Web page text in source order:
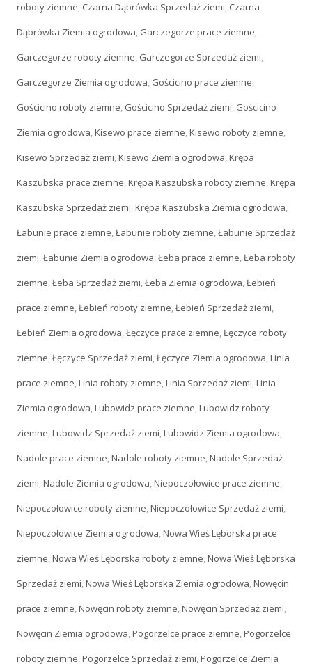
roboty ziemne, Czarna Dąbrówka Sprzedaż ziemi, Czarna
Dąbrówka Ziemia ogrodowa, Garczegorze prace ziemne,
Garczegorze roboty ziemne, Garczegorze Sprzedaż ziemi,
Garczegorze Ziemia ogrodowa, Gościcino prace ziemne,
Gościcino roboty ziemne, Gościcino Sprzedaż ziemi, Gościcino
Ziemia ogrodowa,Kisewo prace ziemne,Kisewo roboty ziemne,
Kisewo Sprzedaż ziemi,Kisewo Ziemia ogrodowa,Krępa
Kaszubska prace ziemne,Krępa Kaszubska roboty ziemne,Krępa
Kaszubska Sprzedaż ziemi,Krępa Kaszubska Ziemia ogrodowa,
Łabunie prace ziemne,Łabunie roboty ziemne,Łabunie Sprzedaż
ziemi,Łabunie Ziemia ogrodowa,Łeba prace ziemne,Łeba roboty
ziemne,Łeba Sprzedaż ziemi,Łeba Ziemia ogrodowa,Łebień
prace ziemne,Łebień roboty ziemne,Łebień Sprzedaż ziemi,
Łebień Ziemia ogrodowa,Łęczyce prace ziemne,Łęczyce roboty
ziemne,Łęczyce Sprzedaż ziemi,Łęczyce Ziemia ogrodowa,Linia
prace ziemne,Linia roboty ziemne,Linia Sprzedaż ziemi,Linia
Ziemia ogrodowa,Lubowidz prace ziemne,Lubowidz roboty
ziemne,Lubowidz Sprzedaż ziemi,Lubowidz Ziemia ogrodowa,
Nadole prace ziemne,Nadole roboty ziemne,Nadole Sprzedaż
ziemi,Nadole Ziemia ogrodowa,Niepoczołowice prace ziemne,
Niepoczołowice roboty ziemne,Niepoczołowice Sprzedaż ziemi,
Niepoczołowice Ziemia ogrodowa,Nowa Wieś Lęborska prace
ziemne,Nowa Wieś Lęborska roboty ziemne,Nowa Wieś Lęborska
Sprzedaż ziemi,Nowa Wieś Lęborska Ziemia ogrodowa,Nowęcin
prace ziemne,Nowęcin roboty ziemne,Nowęcin Sprzedaż ziemi,
Nowęcin Ziemia ogrodowa,Pogorzelce prace ziemne,Pogorzelce
roboty ziemne,Pogorzelce Sprzedaż ziemi,Pogorzelce Ziemia